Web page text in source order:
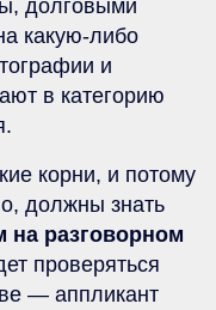
долговыми
какую-либо
и
в категорию
корни, и потому
должны знать
на разговорном
проверяться
— аппликант